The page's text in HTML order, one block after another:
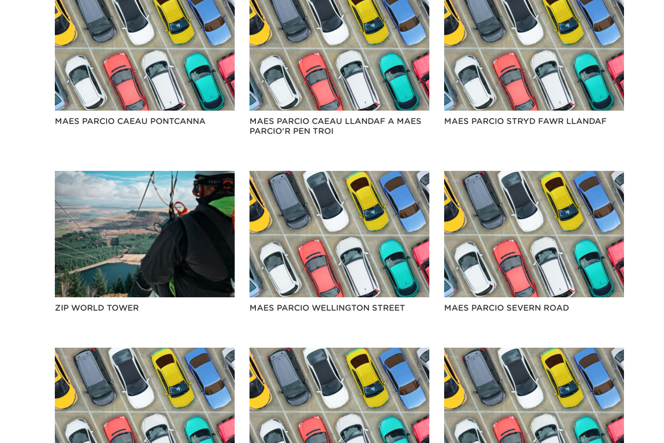
MAES PARCIO CAEAU PONTCANNA
MAES PARCIO CAEAU LLANDAF A MAES
PARCIO'R PEN TROI
MAES PARCIO STRYD FAWR LLANDAF
ZIP WORLD TOWER MAES PARCIO WELLINGTON STREET MAES PARCIO SEVERN ROAD